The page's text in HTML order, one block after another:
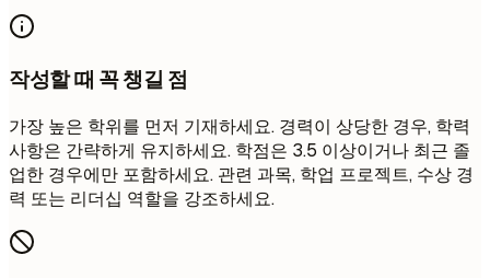
작성할 때 꼭 챙길 점
가장 높은 학위를 먼저 기재하세요. 경력이 상당한 경우, 학력
사항은 간략하게 유지하세요. 학점은 3.5 이상이거나 최근 졸
업한 경우에만 포함하세요. 관련 과목, 학업 프로젝트, 수상 경
력 또는 리더십 역할을 강조하세요.